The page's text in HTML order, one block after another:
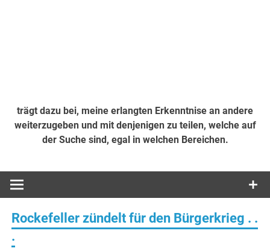
trägt dazu bei, meine erlangten Erkenntnise an andere
weiterzugeben und mit denjenigen zu teilen, welche auf
der Suche sind, egal in welchen Bereichen.
Rockefeller zündelt für den Bürgerkrieg . .
.